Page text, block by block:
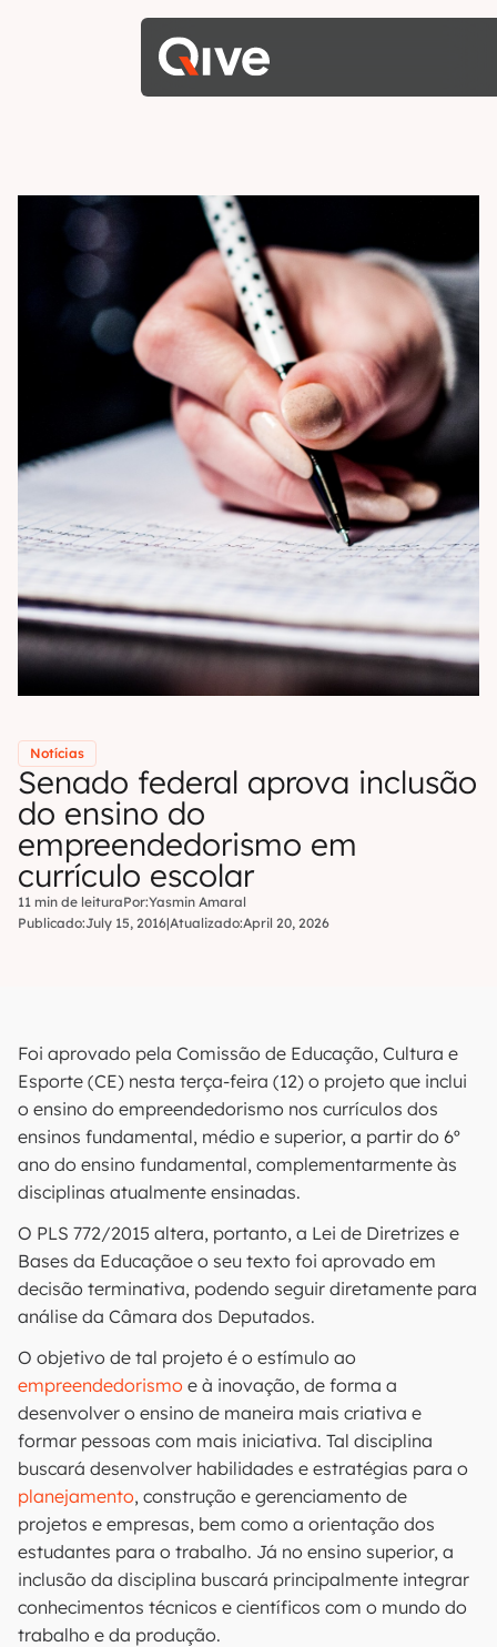
Notícias
Senado federal aprova inclusão
do ensino do
empreendedorismo em
currículo escolar
11 min de leituraPor:Yasmin Amaral
Publicado:July 15, 2016|Atualizado:April 20, 2026
Foi aprovado pela Comissão de Educação, Cultura e
Esporte (CE) nesta terça-feira (12) o projeto que inclui
o ensino do empreendedorismo nos currículos dos
ensinos fundamental, médio e superior, a partir do 6º
ano do ensino fundamental, complementarmente às
disciplinas atualmente ensinadas.
O PLS 772/2015 altera, portanto, a Lei de Diretrizes e
Bases da Educaçãoe o seu texto foi aprovado em
decisão terminativa, podendo seguir diretamente para
análise da Câmara dos Deputados.
O objetivo de tal projeto é o estímulo ao
empreendedorismo e à inovação, de forma a
desenvolver o ensino de maneira mais criativa e
formar pessoas com mais iniciativa. Tal disciplina
buscará desenvolver habilidades e estratégias para o
planejamento, construção e gerenciamento de
projetos e empresas, bem como a orientação dos
estudantes para o trabalho. Já no ensino superior, a
inclusão da disciplina buscará principalmente integrar
conhecimentos técnicos e científicos com o mundo do
trabalho e da produção.